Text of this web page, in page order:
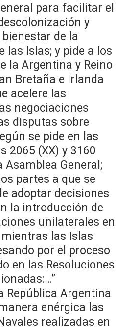
para facilitar el
y
de la
las Islas; y pide a los
la Argentina y Reino
Bretaña e Irlanda
acelere las
negociaciones
disputas sobre
se pide en las
2065 (XX) y 3160
Asamblea General;
partes a que se
adoptar decisiones
la introducción de
unilaterales en
las Islas
por el proceso
en las Resoluciones
República Argentina
enérgica las
realizadas en